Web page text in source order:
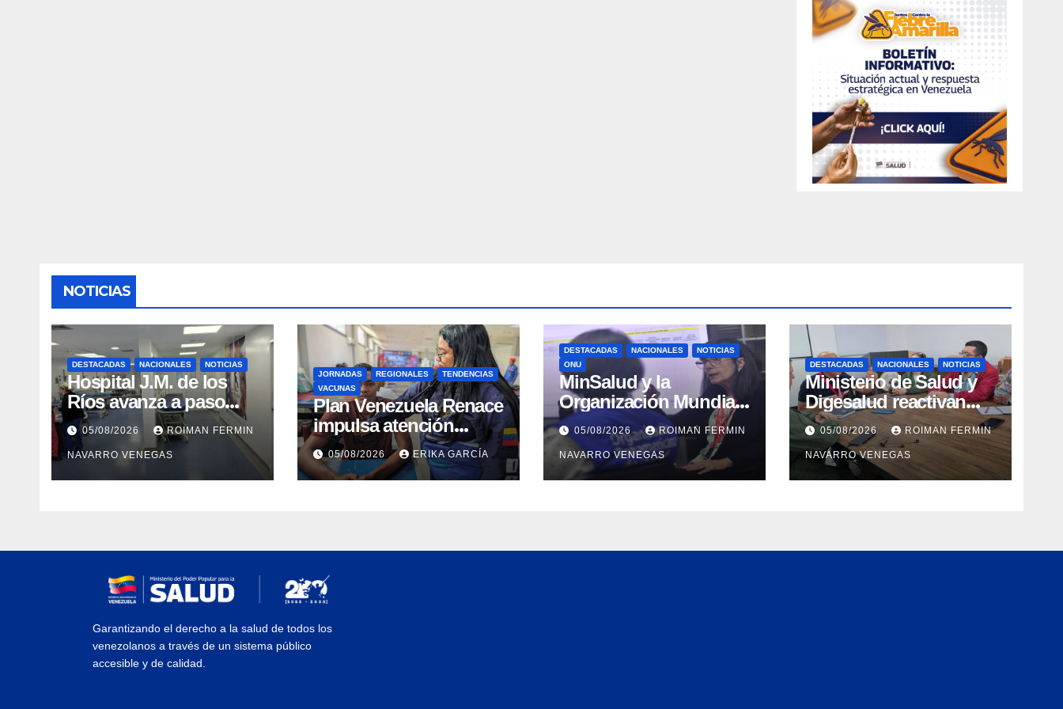
NOTICIAS
DESTACADAS NACIONALES NOTICIAS
Hospital J.M. de los
Ríos avanza a paso
firme en su
recuperación tras los
recientes eventos
sísmicos
05/08/2026 ROIMAN FERMIN
NAVARRO VENEGAS
JORNADAS REGIONALES
TENDENCIAS
VACUNAS
​Plan Venezuela Renace
impulsa atención
integral a refugiados y
evaluación de
vacunación en Aragua
05/08/2026 ERIKA GARCÍA
DESTACADAS NACIONALES
NOTICIAS
ONU
MinSalud y la
Organización Mundial
de la Salud evaluaron
propuesta técnica
integral en materia de
agua saneamiento e
05/08/2026 ROIMAN FERMIN
NAVARRO VENEGAS
DESTACADAS NACIONALES NOTICIAS
Ministerio de Salud y
Digesalud reactivan
lazos para la vigilancia
epidemiológica y el
control de
enfermedades
05/08/2026 ROIMAN FERMIN
NAVARRO VENEGAS
Garantizando el derecho a la salud de todos los
venezolanos a través de un sistema público
accesible y de calidad.